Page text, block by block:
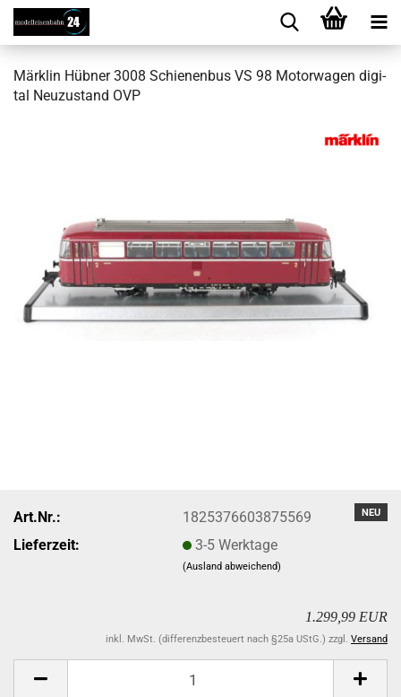
Märk­lin Hüb­ner 3008 Schie­nen­bus VS 98 Mo­tor­wa­gen di­gi­
tal Neu­zu­stand OVP
NEU
Art.Nr.:
1825376603875569
Lieferzeit:
3-5 Werktage
(Ausland abweichend)
1.299,99 EUR
inkl. MwSt. (differenzbesteuert nach §25a UStG.) zzgl. Versand